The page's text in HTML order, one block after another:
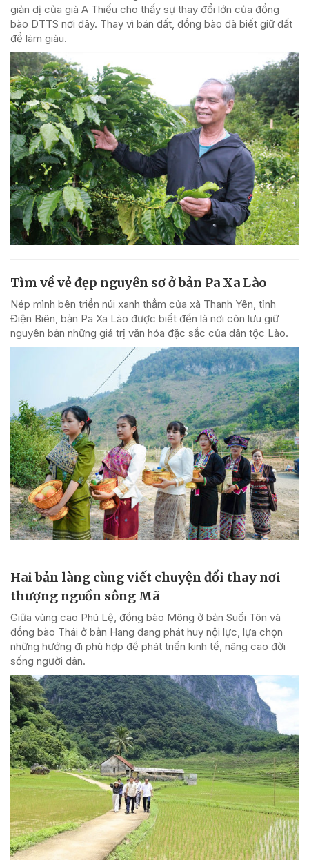
giản dị của già A Thiếu cho thấy sự thay đổi lớn của đồng
bào DTTS nơi đây. Thay vì bán đất, đồng bào đã biết giữ đất
để làm giàu.
Tìm về vẻ đẹp nguyên sơ ở bản Pa Xa Lào
Nép mình bên triền núi xanh thẳm của xã Thanh Yên, tỉnh
Điện Biên, bản Pa Xa Lào được biết đến là nơi còn lưu giữ
nguyên bản những giá trị văn hóa đặc sắc của dân tộc Lào.
Hai bản làng cùng viết chuyện đổi thay nơi
thượng nguồn sông Mã
Giữa vùng cao Phú Lệ, đồng bào Mông ở bản Suối Tôn và
đồng bào Thái ở bản Hang đang phát huy nội lực, lựa chọn
những hướng đi phù hợp để phát triển kinh tế, nâng cao đời
sống người dân.